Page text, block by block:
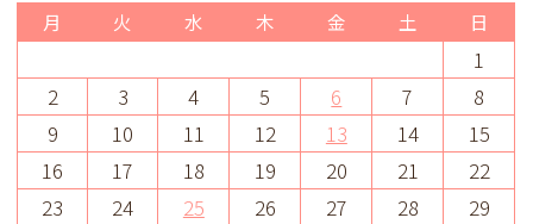
月 火 水 木 金 土 日
1
2
3 4 5 6 7
8
9
10 11 12 13 14
15
16
17 18 19 20 21
22
23
24 25 26 27 28
29